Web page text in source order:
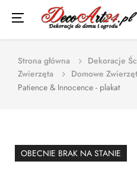
Toggle
navigation
☰
Strona główna Dekoracje
Zwierzęta
Domowe
Patience & Innocence - plakat
OBECNIE BRAK NA STANIE